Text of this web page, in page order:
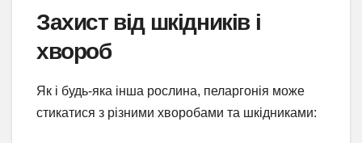
Захист від шкідників і
хвороб
Як і будь-яка інша рослина, пеларгонія може
стикатися з різними хворобами та шкідниками: